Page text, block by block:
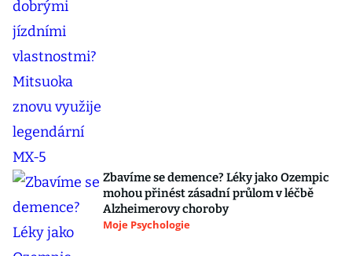
Zbavíme se demence? Léky jako Ozempic
mohou přinést zásadní průlom v léčbě
Alzheimerovy choroby
Moje Psychologie